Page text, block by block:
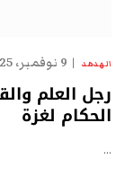
الهدهد 9 نوفمبر، 2025
رجل العلم
الحكام لغزة
…